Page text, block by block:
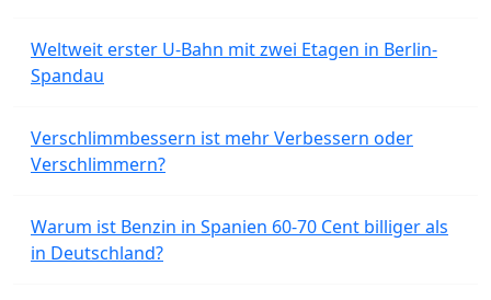
Weltweit erster U-Bahn mit zwei Etagen in Berlin-
Spandau
Verschlimmbessern ist mehr Verbessern oder
Verschlimmern?
Warum ist Benzin in Spanien 60-70 Cent billiger als
in Deutschland?